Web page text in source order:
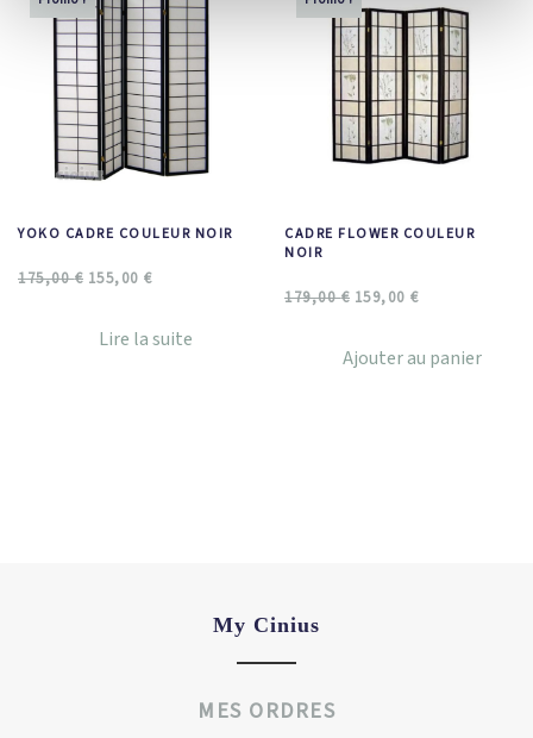
YOKO CADRE COULEUR NOIR
175,00€ 155,00 €
Lire la suite
CADRE FLOWER COULEUR
NOIR
179,00€ 159,00 €
Ajouter au panier
My Cinius
MES ORDRES